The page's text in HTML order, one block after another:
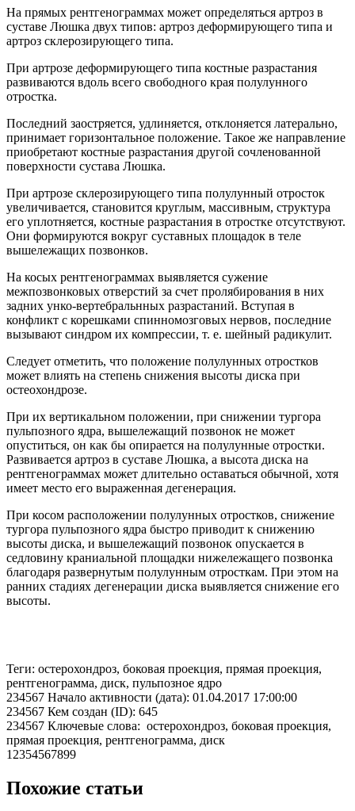
На прямых рентгенограммах может определяться артроз в
суставе Люшка двух типов: артроз деформирующего типа и
артроз склерозирующего типа.
При артрозе деформирующего типа костные разрастания
развиваются вдоль всего свободного края полулунного
отростка.
Последний заостряется, удлиняется, отклоняется латерально,
принимает горизонтальное положение. Такое же направление
приобретают костные разрастания другой сочленованной
поверхности сустава Люшка.
При артрозе склерозирующего типа полулунный отросток
увеличивается, становится круглым, массивным, структура
его уплотняется, костные разрастания в отростке отсутствуют.
Они формируются вокруг суставных площадок в теле
вышележащих позвонков.
На косых рентгенограммах выявляется сужение
межпозвонковых отверстий за счет пролябирования в них
задних унко-вертебральнных разрастаний. Вступая в
конфликт с корешками спинномозговых нервов, последние
вызывают синдром их компрессии, т. е. шейный радикулит.
Следует отметить, что положение полулунных отростков
может влиять на степень снижения высоты диска при
остеохондрозе.
При их вертикальном положении, при снижении тургора
пульпозного ядра, вышележащий позвонок не может
опуститься, он как бы опирается на полулунные отростки.
Развивается артроз в суставе Люшка, а высота диска на
рентгенограммах может длительно оставаться обычной, хотя
имеет место его выраженная дегенерация.
При косом расположении полулунных отростков, снижение
тургора пульпозного ядра быстро приводит к снижению
высоты диска, и вышележащий позвонок опускается в
седловину краниальной площадки нижележащего позвонка
благодаря развернутым полулунным отросткам. При этом на
ранних стадиях дегенерации диска выявляется снижение его
высоты.
Теги: остерохондроз, боковая проекция, прямая проекция,
рентгенограмма, диск, пульпозное ядро
234567 Начало активности (дата): 01.04.2017 17:00:00
234567 Кем создан (ID): 645
234567 Ключевые слова: остерохондроз, боковая проекция,
прямая проекция, рентгенограмма, диск
12354567899
Похожие статьи